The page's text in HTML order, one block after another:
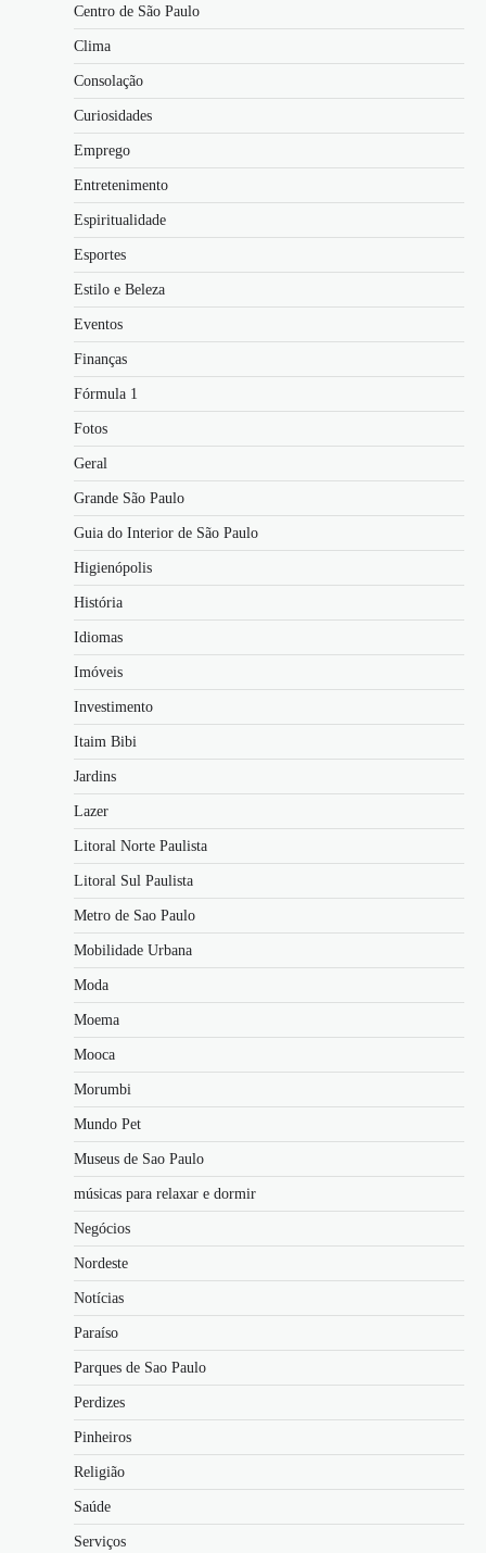
Centro de São Paulo
Clima
Consolação
Curiosidades
Emprego
Entretenimento
Espiritualidade
Esportes
Estilo e Beleza
Eventos
Finanças
Fórmula 1
Fotos
Geral
Grande São Paulo
Guia do Interior de São Paulo
Higienópolis
História
Idiomas
Imóveis
Investimento
Itaim Bibi
Jardins
Lazer
Litoral Norte Paulista
Litoral Sul Paulista
Metro de Sao Paulo
Mobilidade Urbana
Moda
Moema
Mooca
Morumbi
Mundo Pet
Museus de Sao Paulo
músicas para relaxar e dormir
Negócios
Nordeste
Notícias
Paraíso
Parques de Sao Paulo
Perdizes
Pinheiros
Religião
Saúde
Serviços